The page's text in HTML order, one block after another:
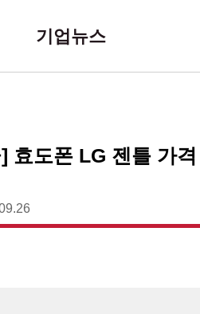
기업뉴스
효도폰 LG 젠틀 가격